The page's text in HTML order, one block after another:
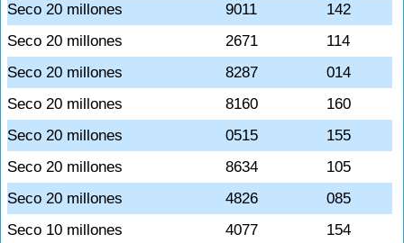
Seco 20 millones
9011
142
Seco 20 millones
2671
114
Seco 20 millones
8287
014
Seco 20 millones
8160
160
Seco 20 millones
0515
155
Seco 20 millones
8634
105
Seco 20 millones
4826
085
Seco 10 millones
4077
154